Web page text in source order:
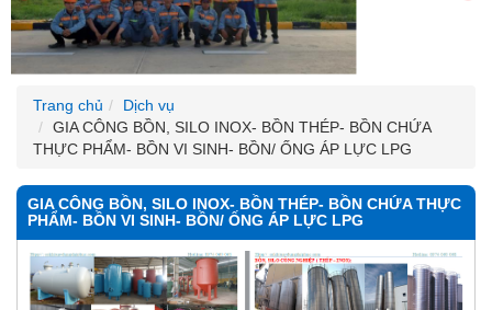
Trang chủ
Dịch vụ
GIA CÔNG BỒN, SILO INOX- BỒN THÉP- BỒN CHỨA
THỰC PHẨM- BỒN VI SINH- BỒN/ ỐNG ÁP LỰC LPG
GIA CÔNG BỒN, SILO INOX- BỒN THÉP- BỒN CHỨA THỰC
PHẨM- BỒN VI SINH- BỒN/ ỐNG ÁP LỰC LPG